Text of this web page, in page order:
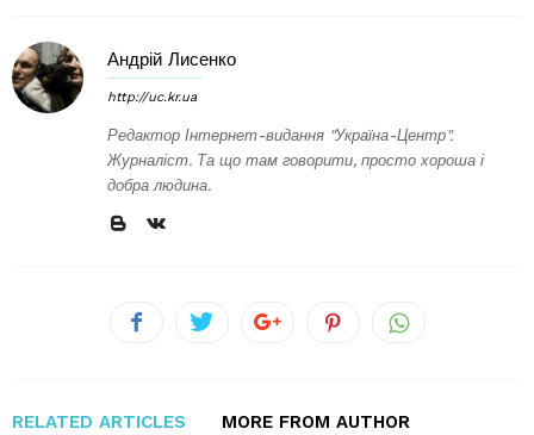
Андрій Лисенко
http://uc.kr.ua
Редактор Інтернет-видання "Україна-Центр".
Журналіст. Та що там говорити, просто хороша і
добра людина.
RELATED ARTICLES MORE FROM AUTHOR